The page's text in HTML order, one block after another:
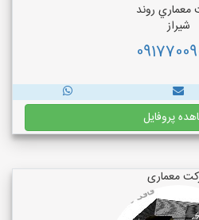
روند
شیراز
پروفایل
معماری